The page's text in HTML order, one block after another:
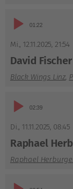
Audio-01:22
Mi., 12.11.2025, 21:54
David
Black Wings Linz,
Audio-02:39
Di., 11.11.2025, 08:45
Raphael
Raphael
Audio-